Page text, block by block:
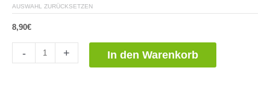
AUSWAHL ZURÜCKSETZEN
8,90€
- + In den Warenkorb